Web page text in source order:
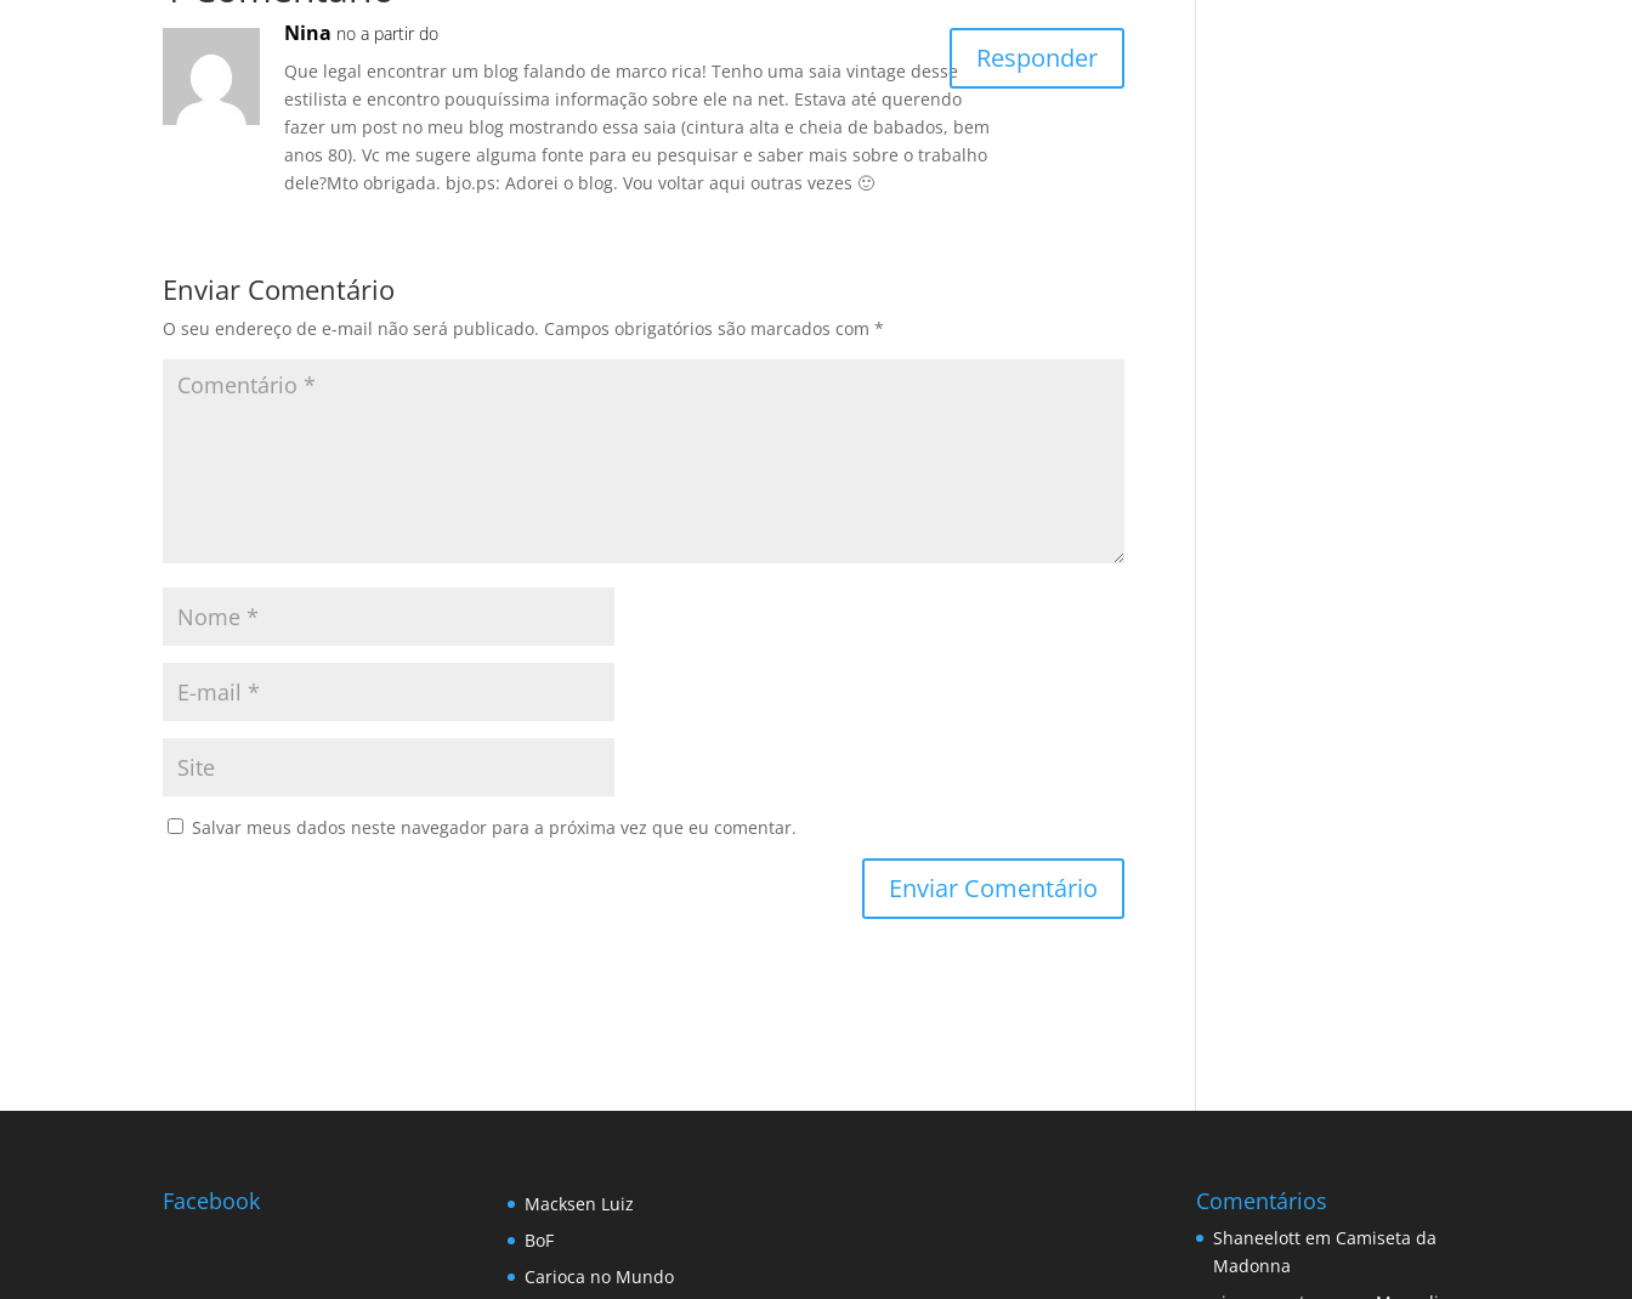
Nina no a partir do
Que legal encontrar um blog falando de marco rica! Tenho uma saia vintage desse
estilista e encontro pouquíssima informação sobre ele na net. Estava até querendo
fazer um post no meu blog mostrando essa saia (cintura alta e cheia de babados, bem
anos 80). Vc me sugere alguma fonte para eu pesquisar e saber mais sobre o trabalho
dele?Mto obrigada. bjo.ps: Adorei o blog. Vou voltar aqui outras vezes 🙂
Responder
Enviar Comentário
O seu endereço de e-mail não será publicado. Campos obrigatórios são marcados com*
Salvar meus dados neste navegador para a próxima vez que eu comentar.
Facebook
Macksen Luiz
BoF
Carioca no Mundo
Comentários
Shaneelott em Camiseta da
Madonna